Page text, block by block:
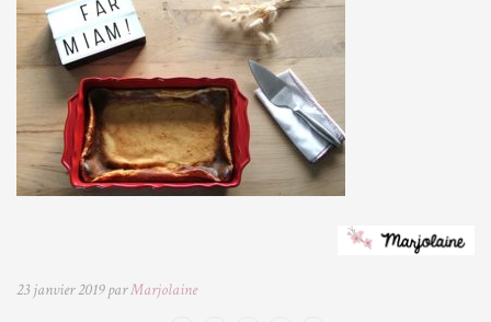
23 janvier 2019 parMarjolaine